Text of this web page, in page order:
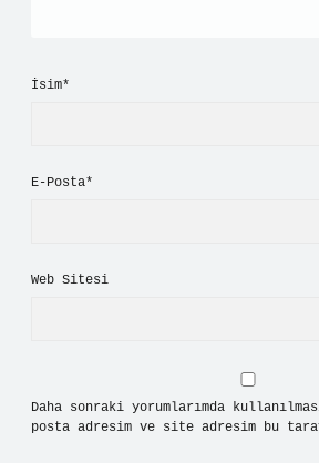
İsim*
E-Posta*
Web Sitesi
Daha sonraki yorumlarımda
posta adresim ve site adresim bu